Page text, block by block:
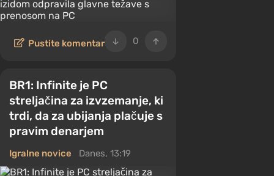
0
Pustite komentar
BR1: Infinite je PC
streljačina za izvzemanje, ki
trdi, da za ubijanja plačuje s
pravim denarjem
Igralne novice Danes, 13:19